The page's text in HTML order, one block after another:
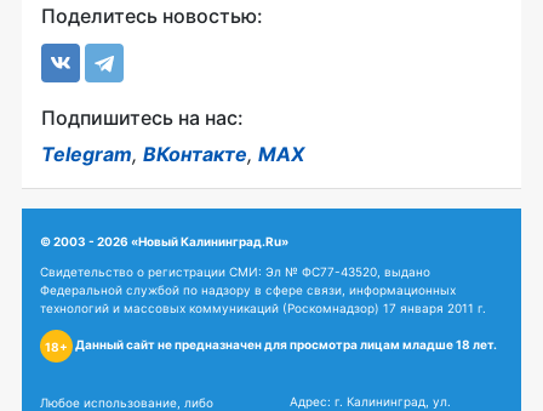
Поделитесь новостью:
Подпишитесь на нас:
Telegram, ВКонтакте, MAX
© 2003 - 2026 «Новый Калининград.Ru»
Свидетельство о регистрации СМИ: Эл № ФС77-43520, выдано
Федеральной службой по надзору в сфере связи, информационных
технологий и массовых коммуникаций (Роскомнадзор) 17 января 2011 г.
18+ Данный сайт не предназначен для просмотра лицам младше 18 лет.
Любое использование, либо
Адрес: г. Калининград, ул.